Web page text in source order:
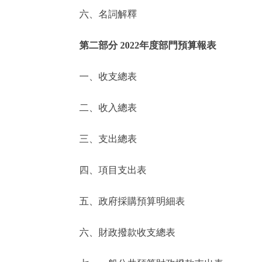
仲介服務
政民互動
12345網上接訴即辦
參與調查
走進北京
北京概況
綠色北京
六、名詞解釋
第二部分 2022年度部門預算報表
一、收支總表
二、收入總表
三、支出總表
四、項目支出表
五、政府採購預算明細表
六、財政撥款收支總表